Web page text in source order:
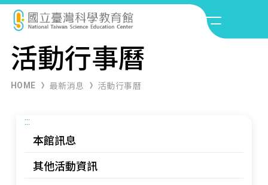
活動行事曆
HOME 最新消息 活動行事曆
:::
本館訊息
其他活動資訊